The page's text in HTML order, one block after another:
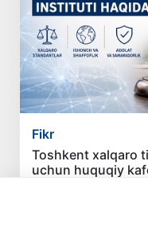
Fikr
Toshkent xalqaro
uchun huquqiy